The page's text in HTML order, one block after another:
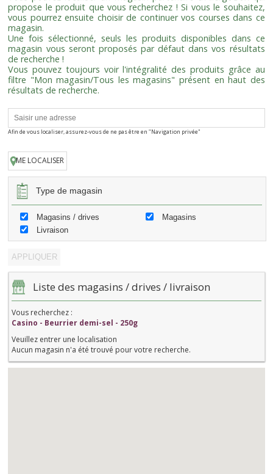
propose le produit que vous recherchez ! Si vous le souhaitez,
vous pourrez ensuite choisir de continuer vos courses dans ce
magasin.
Une fois sélectionné, seuls les produits disponibles dans ce
magasin vous seront proposés par défaut dans vos résultats
de recherche !
Vous pouvez toujours voir l'intégralité des produits grâce au
filtre "Mon magasin/Tous les magasins" présent en haut des
résultats de recherche.
Afin de vous localiser, assurez-vous de ne pas être en "Navigation privée"
ME LOCALISER
Type de magasin
Magasins / drives
Magasins
Livraison
Liste des magasins / drives / livraison
Vous recherchez :
Casino - Beurrier demi-sel - 250g
Veuillez entrer une localisation
Aucun magasin n'a été trouvé pour votre recherche.